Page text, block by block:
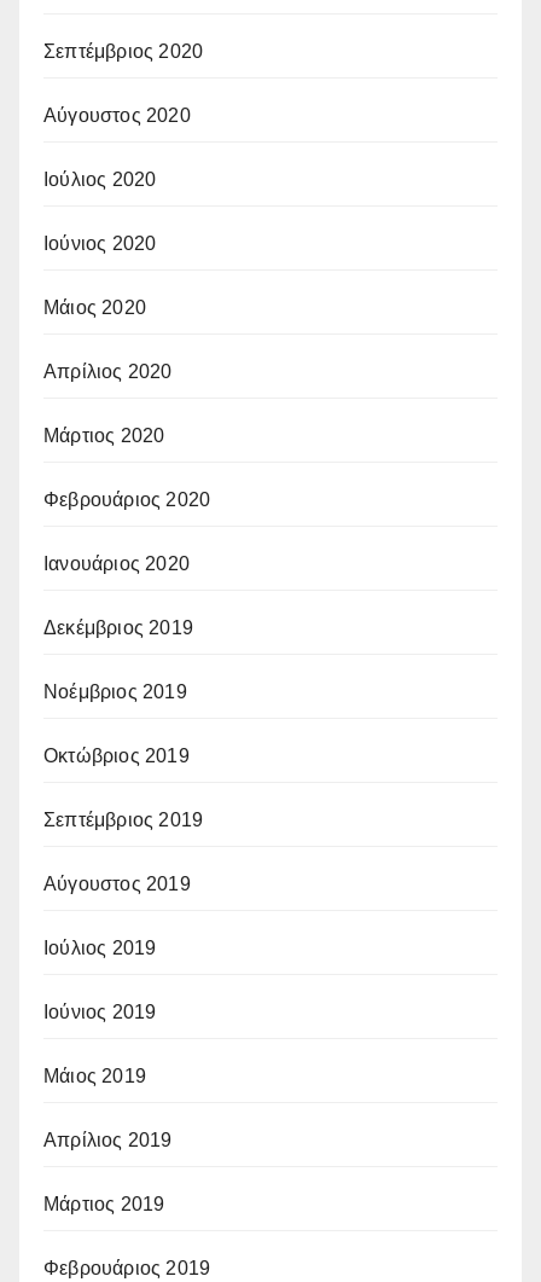
Σεπτέμβριος 2020
Αύγουστος 2020
Ιούλιος 2020
Ιούνιος 2020
Μάιος 2020
Απρίλιος 2020
Μάρτιος 2020
Φεβρουάριος 2020
Ιανουάριος 2020
Δεκέμβριος 2019
Νοέμβριος 2019
Οκτώβριος 2019
Σεπτέμβριος 2019
Αύγουστος 2019
Ιούλιος 2019
Ιούνιος 2019
Μάιος 2019
Απρίλιος 2019
Μάρτιος 2019
Φεβρουάριος 2019